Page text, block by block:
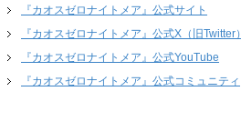
『カオスゼロナイトメア』公式サイト
『カオスゼロナイトメア』公式X（旧Twitter）
『カオスゼロナイトメア』公式YouTube
『カオスゼロナイトメア』公式コミュニティ